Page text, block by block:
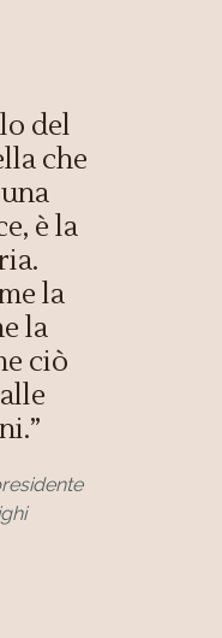
del
che
è la
la
la
ciò